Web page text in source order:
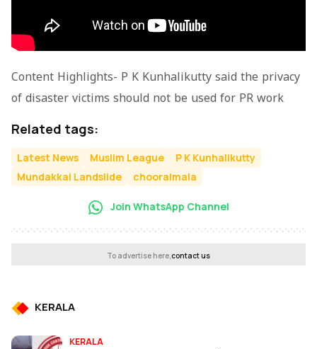
Content Highlights- P K Kunhalikutty said the privacy
of disaster victims should not be used for PR work
Related tags:
Latest News Muslim League
P K Kunhalikutty
Mundakkai Landslide
chooralmala
Join WhatsApp Channel
To advertise here,contact us
KERALA
KERALA